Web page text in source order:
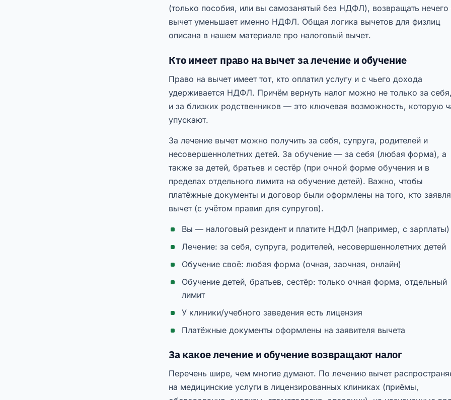
(только пособия, или вы самозанятый без НДФЛ), возвращать
вычет уменьшает именно НДФЛ. Общая логика вычетов для физлиц
описана в нашем материале про налоговый вычет.
Кто имеет право на вычет за лечение и обучение
Право на вычет имеет тот, кто оплатил услугу и с чьего дохода
удерживается НДФЛ. Причём вернуть налог можно не только за
и за близких родственников — это ключевая возможность, которую
упускают.
За лечение вычет можно получить за себя, супруга, родителей и
несовершеннолетних детей. За обучение — за себя (любая форма), а
также за детей, братьев и сестёр (при очной форме обучения и в
пределах отдельного лимита на обучение детей). Важно, чтобы
платёжные документы и договор были оформлены на того, кто
вычет (с учётом правил для супругов).
Вы — налоговый резидент и платите НДФЛ (например, с зарплаты)
Лечение: за себя, супруга, родителей, несовершеннолетних детей
Обучение своё: любая форма (очная, заочная, онлайн)
Обучение детей, братьев, сестёр: только очная форма, отдельный
лимит
У клиники/учебного заведения есть лицензия
Платёжные документы оформлены на заявителя вычета
За какое лечение и обучение возвращают налог
Перечень шире, чем многие думают. По лечению вычет
на медицинские услуги в лицензированных клиниках (приёмы,